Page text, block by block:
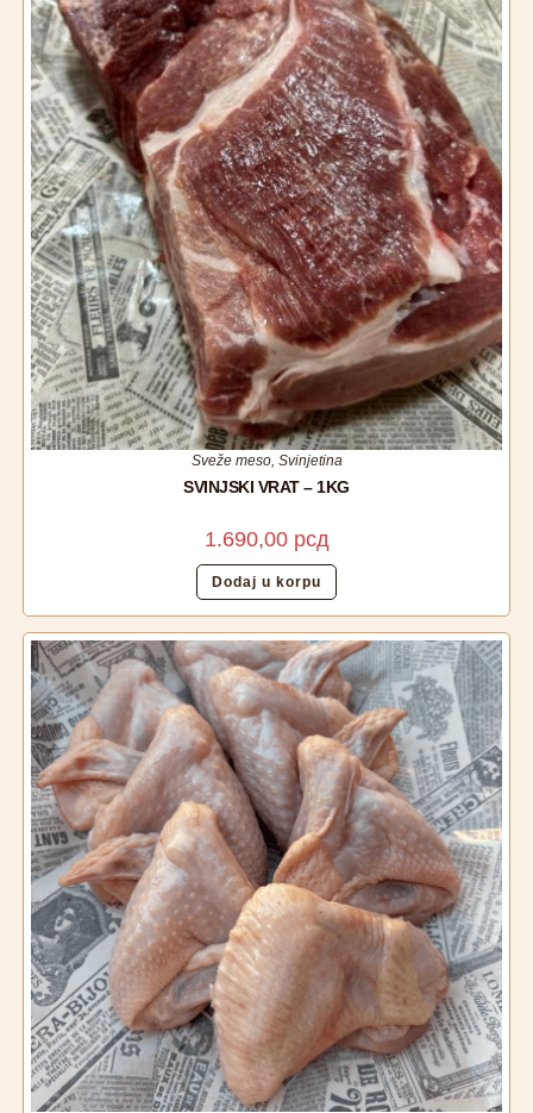
Sveže meso, Svinjetina
SVINJSKI VRAT – 1KG
1.690,00 рсд
Dodaj u korpu